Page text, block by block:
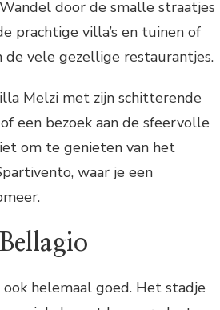
door de smalle straatjes
prachtige villa’s en tuinen of
de vele gezellige restaurantjes.
Melzi met zijn schitterende
een bezoek aan de sfeervolle
om te genieten van het
waar je een
helemaal goed. Het stadje